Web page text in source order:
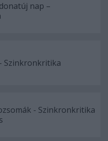
nap –
Szinkronkritika
- Szinkronkritika